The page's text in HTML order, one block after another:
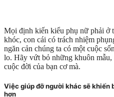
Mọi định kiến kiểu phụ nữ phải ở
khóc, con cái có trách nhiệm
ngăn cản chúng ta có một cuộc
lo. Hãy vứt bỏ những khuôn
cuộc đời của bạn cơ mà.
Việc giúp đỡ người khác sẽ khiến
hơn